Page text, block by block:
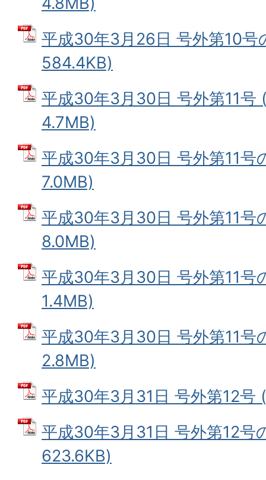
平成30年3月26日 号外第10号
584.4KB)
平成30年3月30日 号外第11号
4.7MB)
平成30年3月30日 号外第11号
7.0MB)
平成30年3月30日 号外第11号
8.0MB)
平成30年3月30日 号外第11号
1.4MB)
平成30年3月30日 号外第11号
2.8MB)
平成30年3月31日 号外第12号
平成30年3月31日 号外第12号
623.6KB)